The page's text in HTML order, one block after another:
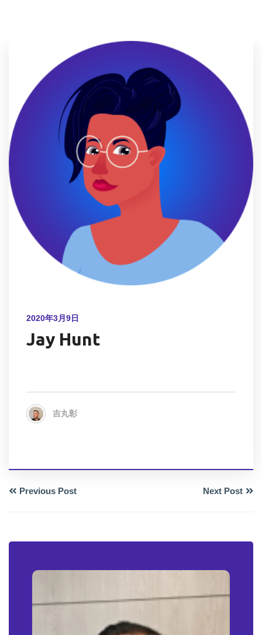
2020年3月9日
Jay Hunt
吉丸彰
Previous Post Next Post